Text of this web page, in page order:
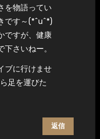
を物語ってい
です～(*^u^*)
ですが、健康
さいねー。
ブに行けませ
足を運びた
返信